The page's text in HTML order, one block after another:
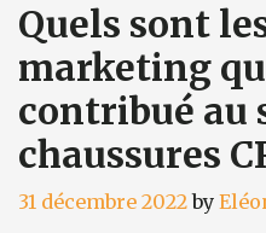
Quels sont
marketing
contribué au
chaussures
31 décembre 2022 by